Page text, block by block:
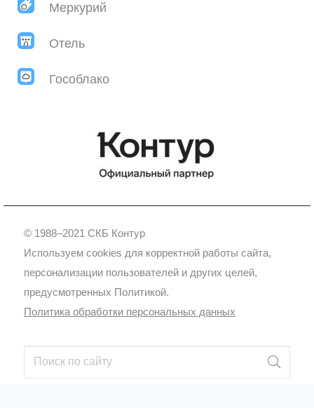
Меркурий
Отель
Гособлако
© 1988–2021 СКБ Контур
Используем cookies для корректной работы сайта,
персонализации пользователей и других целей,
предусмотренных Политикой.
Политика обработки персональных данных